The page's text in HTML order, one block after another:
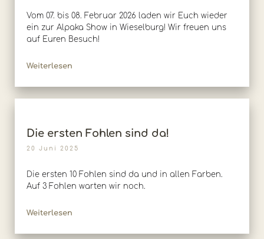
Vom 07. bis 08. Februar 2026 laden wir Euch wieder
ein zur Alpaka Show in Wieselburg! Wir freuen uns
auf Euren Besuch!
Weiterlesen
Die ersten Fohlen sind da!
20 Juni 2025
Die ersten 10 Fohlen sind da und in allen Farben.
Auf 3 Fohlen warten wir noch.
Weiterlesen